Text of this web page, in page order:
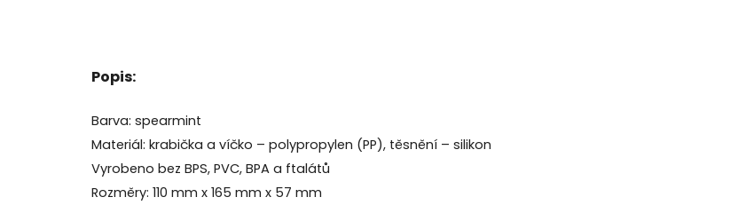
Popis:
Barva: spearmint
Materiál: krabička a víčko – polypropylen (PP), těsnění – silikon
Vyrobeno bez BPS, PVC, BPA a ftalátů
Rozměry: 110 mm x 165 mm x 57 mm